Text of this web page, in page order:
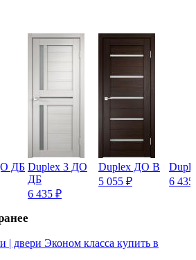
ДБ Duplex 3 ДО
ДБ
6 435 ₽
Duplex ДО В
5 055 ₽
6 435
| двери Эконом класса купить в